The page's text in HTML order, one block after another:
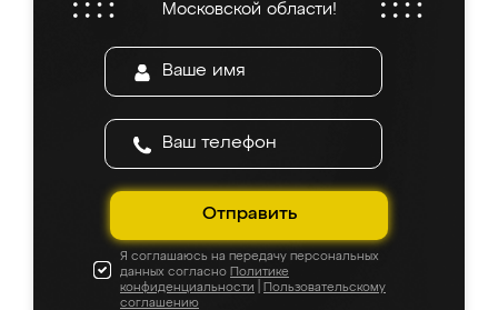
Московской области!
Отправить
Я соглашаюсь на передачу персональных
данных согласно Политике
конфиденциальности
Пользовательскому
соглашению